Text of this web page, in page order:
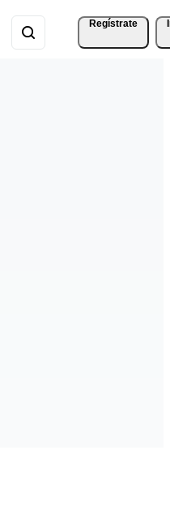
Regístrate